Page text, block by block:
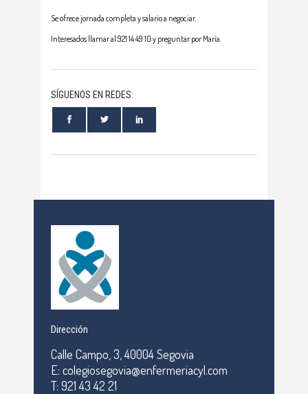
Se ofrece jornada completa y salario a negociar.
Interesados llamar al 921 14 49 10 y preguntar por María.
SÍGUENOS EN REDES:
Dirección
Calle Campo, 3, 40004 Segovia
E: colegiosegovia@enfermeriacyl.com
T: 921 43 42 21